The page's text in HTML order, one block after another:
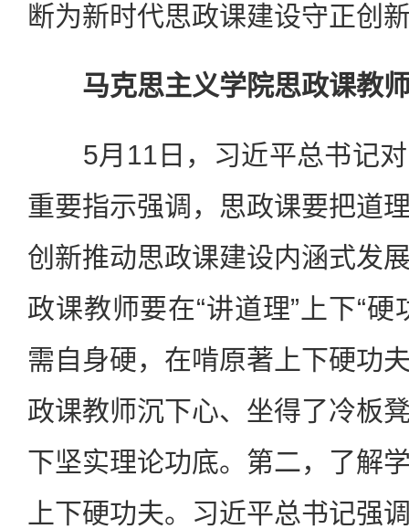
断为新时代思政课建设守正创
马克思主义学院思政课教
5月11日，习近平总书记对
重要指示强调，思政课要把道
创新推动思政课建设内涵式发
政课教师要在“讲道理”上下“
需自身硬，在啃原著上下硬功
政课教师沉下心、坐得了冷板
下坚实理论功底。第二，了解
上下硬功夫。习近平总书记强